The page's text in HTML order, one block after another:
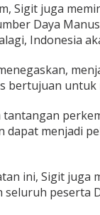
Sigit juga
Daya
Indonesia
bertujuan untuk
tantangan
dapat menjadi
ini, Sigit juga
seluruh peserta